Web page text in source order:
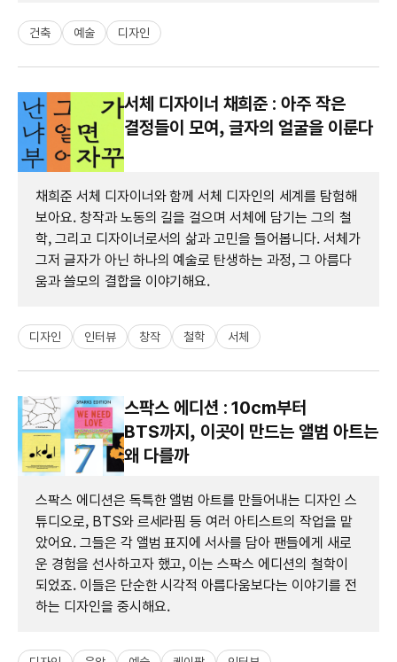
건축 예술 디자인
서체 디자이너 채희준 : 아주 작은
결정들이 모여, 글자의 얼굴을 이룬다
채희준 서체 디자이너와 함께 서체 디자인의 세계를 탐험해
보아요. 창작과 노동의 길을 걸으며 서체에 담기는 그의 철
학, 그리고 디자이너로서의 삶과 고민을 들어봅니다. 서체가
그저 글자가 아닌 하나의 예술로 탄생하는 과정, 그 아름다
움과 쓸모의 결합을 이야기해요.
디자인 인터뷰 창작 철학 서체
스팍스 에디션 : 10cm부터
BTS까지, 이곳이 만드는 앨범 아트는
왜 다를까
스팍스 에디션은 독특한 앨범 아트를 만들어내는 디자인 스
튜디오로, BTS와 르세라핌 등 여러 아티스트의 작업을 맡
았어요. 그들은 각 앨범 표지에 서사를 담아 팬들에게 새로
운 경험을 선사하고자 했고, 이는 스팍스 에디션의 철학이
되었죠. 이들은 단순한 시각적 아름다움보다는 이야기를 전
하는 디자인을 중시해요.